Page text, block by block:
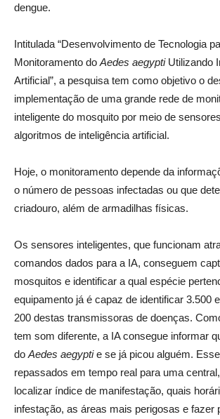
dengue.
Intitulada “Desenvolvimento de Tecnologia
Monitoramento do Aedes aegypti Utilizando
Artificial”, a pesquisa tem como objetivo o
implementação de uma grande rede de
inteligente do mosquito por meio de
algoritmos de inteligência artificial.
Hoje, o monitoramento depende da
o número de pessoas infectadas ou que
criadouro, além de armadilhas físicas.
Os sensores inteligentes, que funcionam
comandos dados para a IA, conseguem
mosquitos e identificar a qual espécie
equipamento já é capaz de identificar 3.500
200 destas transmissoras de doenças.
tem som diferente, a IA consegue informar
do Aedes aegyptie se já picou alguém.
repassados em tempo real para uma
localizar índice de manifestação, quais
infestação, as áreas mais perigosas e fazer